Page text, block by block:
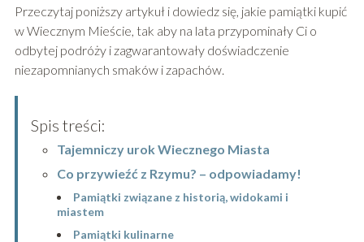
Przeczytaj poniższy artykuł i dowiedz się, jakie pamiątki kupić
w Wiecznym Mieście, tak aby na lata przypominały Ci o
odbytej podróży i zagwarantowały doświadczenie
niezapomnianych smaków i zapachów.
Spis treści:
Tajemniczy urok Wiecznego Miasta
Co przywieźć z Rzymu? – odpowiadamy!
Pamiątki związane z historią, widokami i
miastem
Pamiątki kulinarne